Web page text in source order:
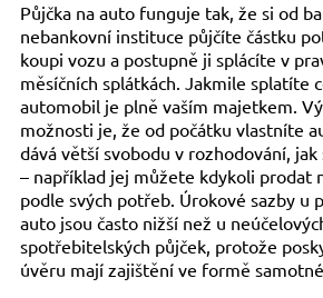
Půjčka na auto funguje tak, že si od
nebankovní instituce půjčíte částku
koupi vozu a postupně ji splácíte v
měsíčních splátkách. Jakmile splatíte
automobil je plně vaším majetkem.
možnosti je, že od počátku vlastníte
dává větší svobodu v rozhodování,
– například jej můžete kdykoli prodat
podle svých potřeb. Úrokové sazby u
auto jsou často nižší než u
spotřebitelských půjček, protože
úvěru mají zajištění ve formě